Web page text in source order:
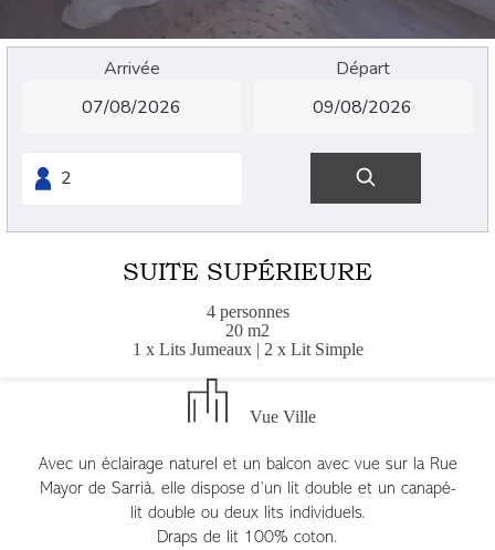
Arrivée Départ
SUITE SUPÉRIEURE
4 personnes
20 m2
1 x Lits Jumeaux| 2 x Lit Simple
Vue Ville
Avec un éclairage naturel et un balcon avec vue sur la Rue
Mayor de Sarrià, elle dispose d’un lit double et un canapé-
lit double ou deux lits individuels.
Draps de lit 100% coton.